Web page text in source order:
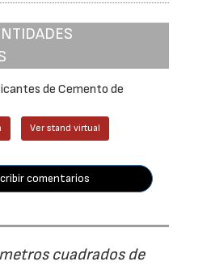
de Cemento de
Ver stand virtual
comentarios
cuadrados de